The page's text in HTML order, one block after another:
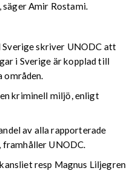
säger Amir Rostami.
skriver UNODC att
i Sverige är kopplad till
kriminell miljö, enligt
av alla rapporterade
framhåller UNODC.
resp Magnus Liljegren